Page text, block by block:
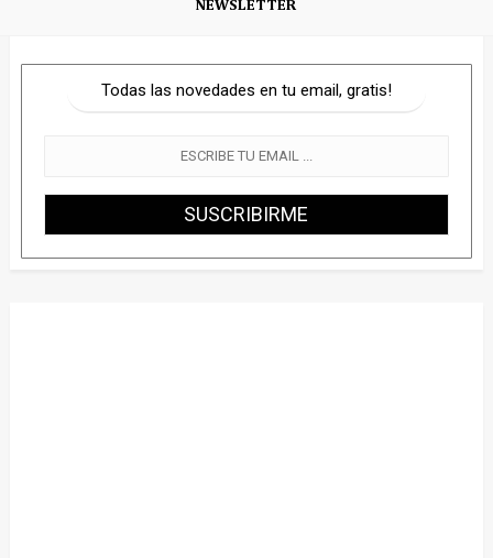
NEWSLETTER
Todas las novedades en tu email, gratis!